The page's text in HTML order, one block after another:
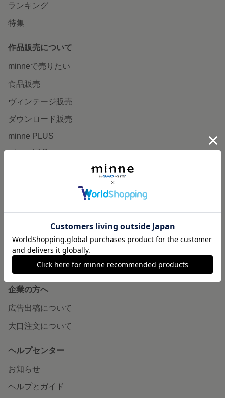
ランキング
特集
作品販売について
minneで売りたい
食品販売
ヴィンテージ販売
ダウンロード販売
minne PLUS
minne LAB
販売支援企画・イベント
minneとものづくりと
minne学習帖
ニュース
minneの本
企業の方へ
広告出稿について
大口注文について
ヘルプセンター
お知らせ
ヘルプとガイド